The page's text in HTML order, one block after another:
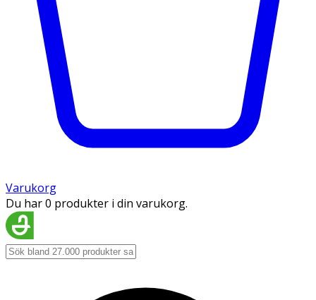
Varukorg
Du har 0 produkter i din varukorg.